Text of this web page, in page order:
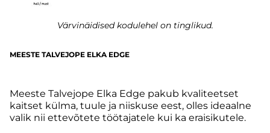
Värvinäidised kodulehel on tinglikud.
MEESTE TALVEJOPE ELKA EDGE
Meeste Talvejope Elka Edge pakub kvaliteetset
kaitset külma, tuule ja niiskuse eest, olles ideaalne
valik nii ettevõtete töötajatele kui ka eraisikutele.